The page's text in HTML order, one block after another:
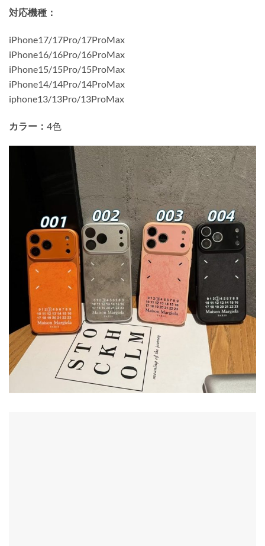
対応機種：
iPhone17/17Pro/17ProMax
iPhone16/16Pro/16ProMax
iPhone15/15Pro/15ProMax
iPhone14/14Pro/14ProMax
iphone13/13Pro/13ProMax
カラー： 4色